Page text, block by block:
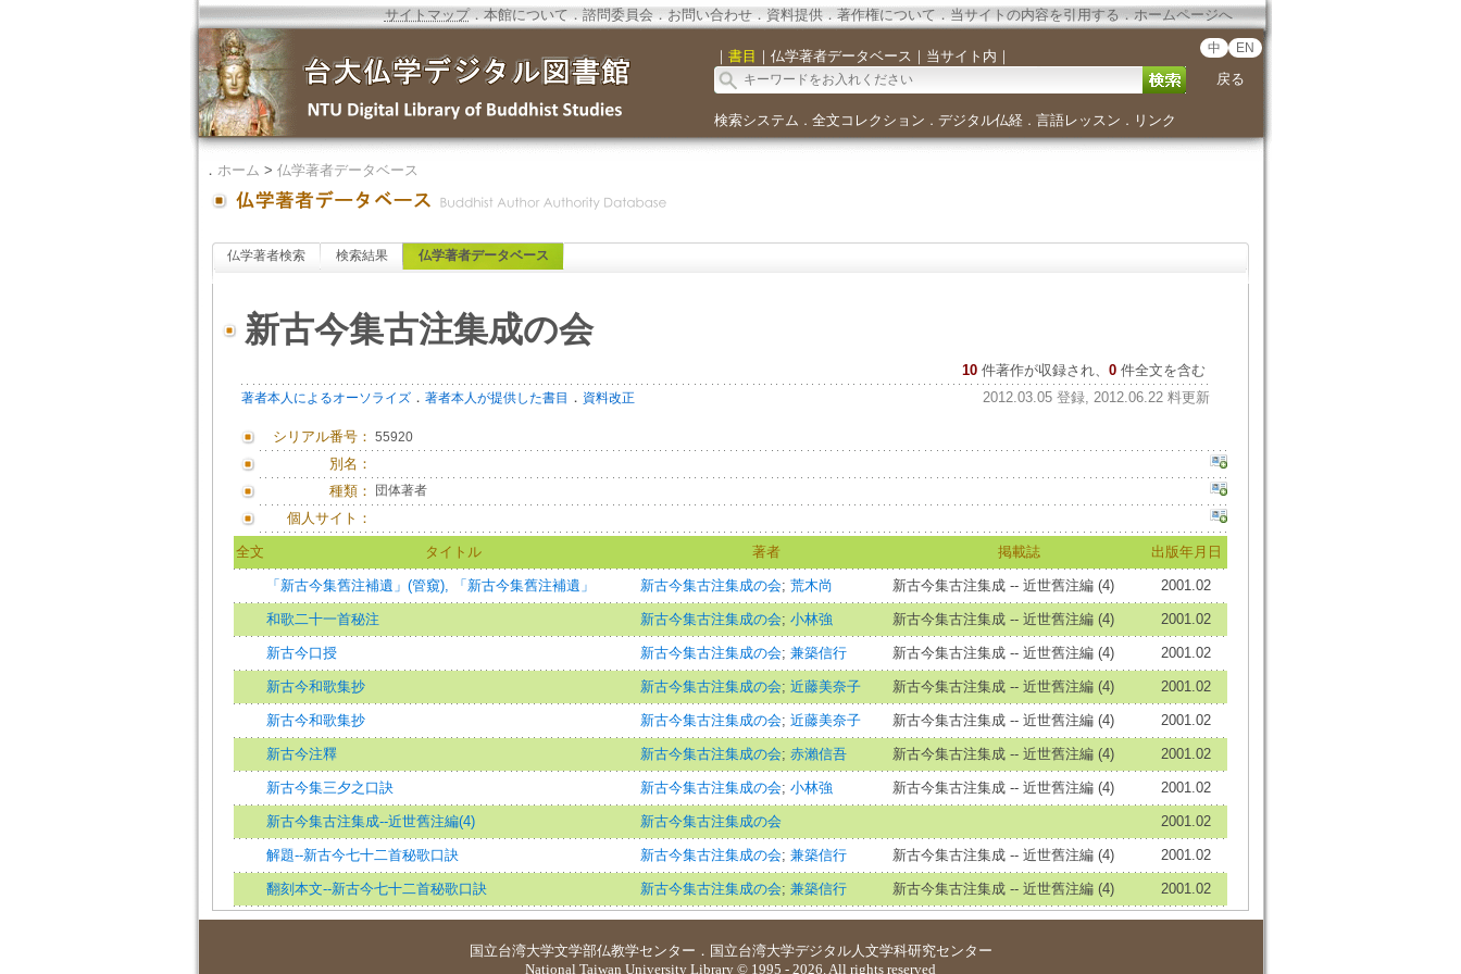
サイトマップ．本館について．諮問委員会． お問い合わせ． 資料提供．著作権について．当サイトの内容を引用する．ホームページへ
｜ 書目 ｜ 仏学著者データベース ｜ 当サイト内 ｜ 中 EN
戻る
検索システム ． 全文コレクション ． デジタル仏経． 言語レッスン ． リンク
． ホーム > 仏学著者データベース
仏学著者検索 検索結果 仏学著者データベース
新古今集古注集成の会
10 件著作が収録され、 0件全文を含む
著者本人によるオーソライズ． 著者本人が提供した書目 ． 資料改正 2012.03.05 登録, 2012.06.22 料更新
シリアル番号： 55920
別名：
種類：
団体著者
個人サイト：
全文 タイトル 著者 掲載誌 出版年月日
「新古今集舊注補遺」(管窺), 「新古今集舊注補遺」 新古今集古注集成の会; 荒木尚 新古今集古注集成 -- 近世舊注編 (4) 2001.02
和歌二十一首秘注 新古今集古注集成の会; 小林強 新古今集古注集成 -- 近世舊注編 (4) 2001.02
新古今口授 新古今集古注集成の会; 兼築信行 新古今集古注集成 -- 近世舊注編 (4) 2001.02
新古今和歌集抄 新古今集古注集成の会; 近藤美奈子 新古今集古注集成 -- 近世舊注編 (4) 2001.02
新古今和歌集抄 新古今集古注集成の会; 近藤美奈子 新古今集古注集成 -- 近世舊注編 (4) 2001.02
新古今注釋 新古今集古注集成の会; 赤瀨信吾 新古今集古注集成 -- 近世舊注編 (4) 2001.02
新古今集三夕之口訣 新古今集古注集成の会; 小林強 新古今集古注集成 -- 近世舊注編 (4) 2001.02
新古今集古注集成--近世舊注編(4) 新古今集古注集成の会 2001.02
解題--新古今七十二首秘歌口訣 新古今集古注集成の会; 兼築信行 新古今集古注集成 -- 近世舊注編 (4) 2001.02
翻刻本文--新古今七十二首秘歌口訣 新古今集古注集成の会; 兼築信行 新古今集古注集成 -- 近世舊注編 (4) 2001.02
国立台湾大学文学部仏教学センター ． 国立台湾大学デジタル人文学科研究センター
National Taiwan University Library © 1995 - 2026. All rights reserved